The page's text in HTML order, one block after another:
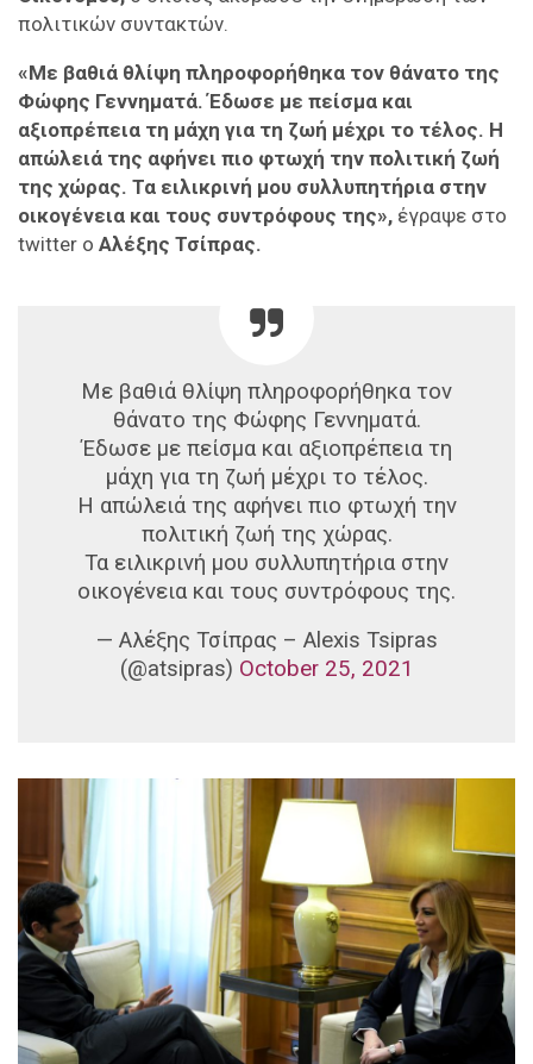
πολιτικών συντακτών.
«Με βαθιά θλίψη πληροφορήθηκα τον θάνατο της
Φώφης Γεννηματά. Έδωσε με πείσμα και
αξιοπρέπεια τη μάχη για τη ζωή μέχρι το τέλος. Η
απώλειά της αφήνει πιο φτωχή την πολιτική ζωή
της χώρας. Τα ειλικρινή μου συλλυπητήρια στην
οικογένεια και τους συντρόφους της», έγραψε στο
twitter ο Αλέξης Τσίπρας.
Με βαθιά θλίψη πληροφορήθηκα τον
θάνατο της Φώφης Γεννηματά.
Έδωσε με πείσμα και αξιοπρέπεια τη
μάχη για τη ζωή μέχρι το τέλος.
Η απώλειά της αφήνει πιο φτωχή την
πολιτική ζωή της χώρας.
Τα ειλικρινή μου συλλυπητήρια στην
οικογένεια και τους συντρόφους της.
— Αλέξης Τσίπρας – Alexis Tsipras
(@atsipras) October 25, 2021